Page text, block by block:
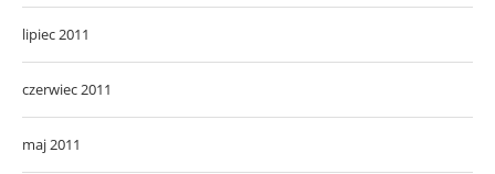
lipiec 2011
czerwiec 2011
maj 2011